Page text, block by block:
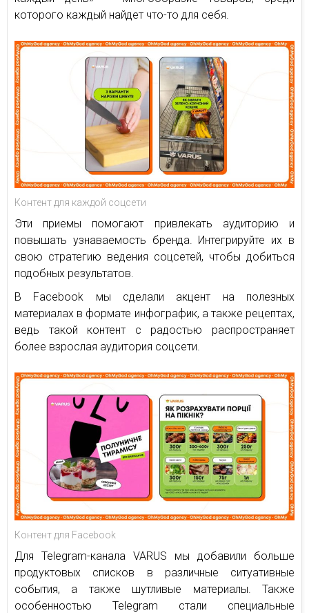
которого каждый найдет что-то для себя.
Контент для каждой соцсети
Эти приемы помогают привлекать аудиторию и
повышать узнаваемость бренда. Интегрируйте их в
свою стратегию ведения соцсетей, чтобы добиться
подобных результатов.
В Facebook мы сделали акцент на полезных
материалах в формате инфографик, а также рецептах,
ведь такой контент с радостью распространяет
более взрослая аудитория соцсети.
Контент для Facebook
Для Telegram-канала VARUS мы добавили больше
продуктовых списков в различные ситуативные
события, а также шутливые материалы. Также
особенностью Telegram стали специальные